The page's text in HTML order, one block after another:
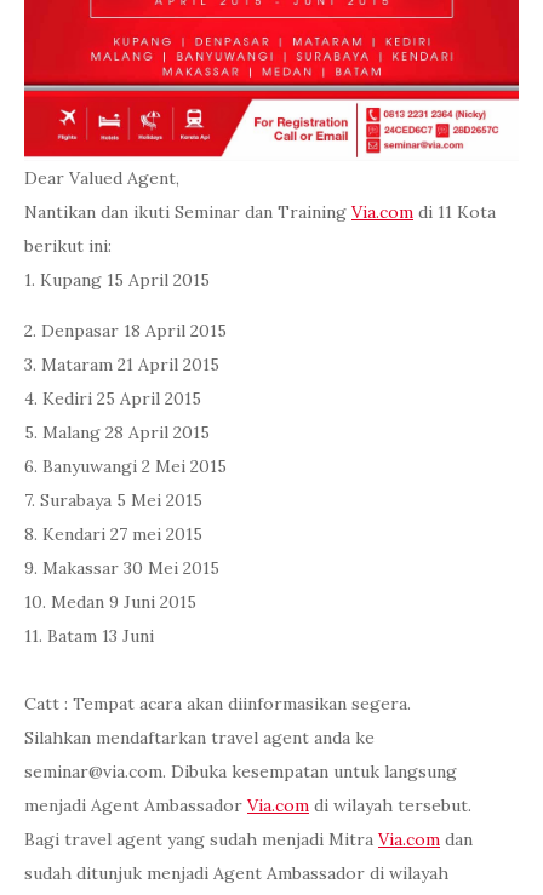
Dear Valued Agent,
Nantikan dan ikuti Seminar dan Training Via.com di 11 Kota
berikut ini:
1. Kupang 15 April 2015
2. Denpasar 18 April 2015
3. Mataram 21 April 2015
4. Kediri 25 April 2015
5. Malang 28 April 2015
6. Banyuwangi 2 Mei 2015
7. Surabaya 5 Mei 2015
8. Kendari 27 mei 2015
9. Makassar 30 Mei 2015
10. Medan 9 Juni 2015
11. Batam 13 Juni
Catt : Tempat acara akan diinformasikan segera.
Silahkan mendaftarkan travel agent anda ke
seminar@via.com. Dibuka kesempatan untuk langsung
menjadi Agent Ambassador Via.com di wilayah tersebut.
Bagi travel agent yang sudah menjadi Mitra Via.com dan
sudah ditunjuk menjadi Agent Ambassador di wilayah